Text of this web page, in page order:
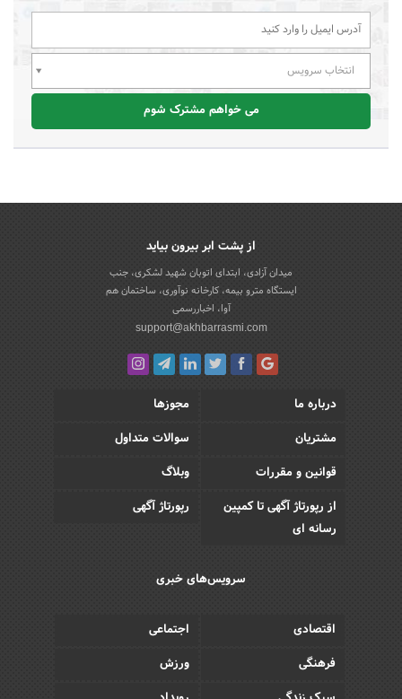
انتخاب سرویس
می خواهم مشترک شوم
از پشت ابر بیرون بیاید
میدان آزادی، ابتدای اتوبان شهید لشکری، جنب
ایستگاه مترو بیمه، کارخانه نوآوری، ساختمان هم
آوا، اخباررسمی
support@akhbarrasmi.com
درباره ما
مجوزها
مشتریان
سوالات متداول
قوانین و مقررات
وبلاگ
از رپورتاژ آگهی تا کمپین
رسانه ای
رپورتاژ آگهی
سرویس‌های خبری
اقتصادی
اجتماعی
فرهنگی
ورزش